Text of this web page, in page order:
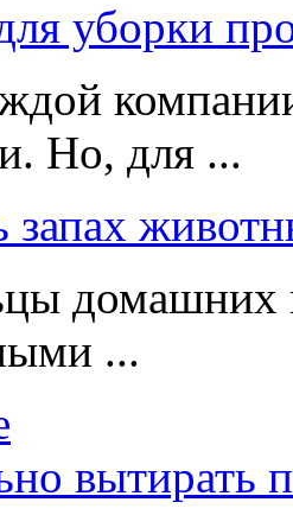
уборки
Но, для ...
запах
домашних
...
вытирать